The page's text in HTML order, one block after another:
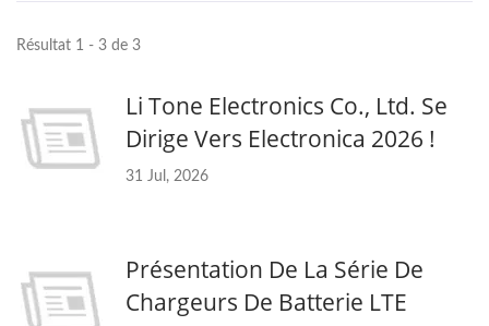
Résultat 1 - 3 de 3
Li Tone Electronics Co., Ltd. Se
Dirige Vers Electronica 2026 !
31 Jul, 2026
Présentation De La Série De
Chargeurs De Batterie LTE